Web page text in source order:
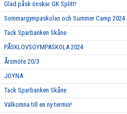
Glad påsk önskar GK Splitt!
Sommargympaskolan och Summer Camp 2024
Tack Sparbanken Skåne
PÅSKLOVSGYMPASKOLA 2024
Årsmöte 20/3
JOYNA
Tack Sparbanken Skåne
Välkomna till en ny termin!